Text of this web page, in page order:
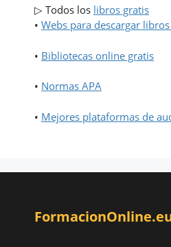
▷ Todos los libros gratis
• Webs para descargar
• Bibliotecas online gratis
• Normas APA
• Mejores plataformas de